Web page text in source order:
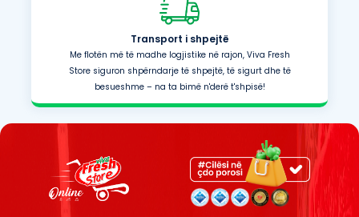
Transport i shpejtë
Me flotën më të madhe logjistike në rajon, Viva Fresh
Store siguron shpërndarje të shpejtë, të sigurt dhe të
besueshme – na ta bimë n'derë t'shpisë!